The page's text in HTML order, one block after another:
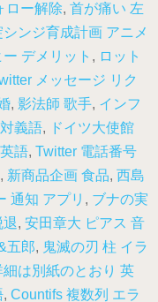
ロー解除, 首が痛い 左
シンジ育成計画 アニメ
デメリット , ロット
メッセージ リク
, 影法師 歌手, インフ
義語, ドイツ大使館
語, Twitter 電話番号
, 新商品企画 食品, 西島
通知 アプリ , ブナの実
, 安田章大 ピアス 音
五郎, 鬼滅の刃 柱 イラ
細は別紙のとおり 英
, Countifs 複数列 エラ